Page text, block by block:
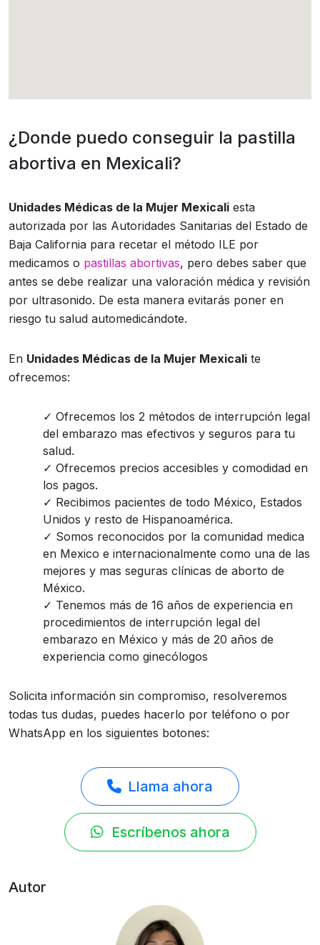
¿Donde puedo conseguir la pastilla
abortiva en Mexicali?
Unidades Médicas de la Mujer Mexicali esta
autorizada por las Autoridades Sanitarias del Estado de
Baja California para recetar el método ILE por
medicamos o pastillas abortivas, pero debes saber que
antes se debe realizar una valoración médica y revisión
por ultrasonido. De esta manera evitarás poner en
riesgo tu salud automedicándote.
En Unidades Médicas de la Mujer Mexicali te
ofrecemos:
Ofrecemos los 2 métodos de interrupción legal
del embarazo mas efectivos y seguros para tu
salud.
Ofrecemos precios accesibles y comodidad en
los pagos.
Recibimos pacientes de todo México, Estados
Unidos y resto de Hispanoamérica.
Somos reconocidos por la comunidad medica
en Mexico e internacionalmente como una de las
mejores y mas seguras clínicas de aborto de
México.
Tenemos más de 16 años de experiencia en
procedimientos de interrupción legal del
embarazo en México y más de 20 años de
experiencia como ginecólogos
Solicita información sin compromiso, resolveremos
todas tus dudas, puedes hacerlo por teléfono o por
WhatsApp en los siguientes botones:
Llama ahora
Escríbenos ahora
Autor